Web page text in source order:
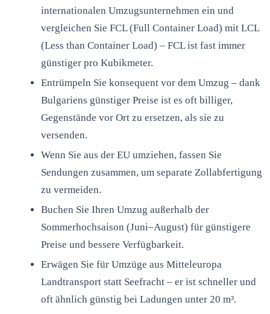
internationalen Umzugsunternehmen ein und
vergleichen Sie FCL (Full Container Load) mit LCL
(Less than Container Load) – FCL ist fast immer
günstiger pro Kubikmeter.
Entrümpeln Sie konsequent vor dem Umzug – dank
Bulgariens günstiger Preise ist es oft billiger,
Gegenstände vor Ort zu ersetzen, als sie zu
versenden.
Wenn Sie aus der EU umziehen, fassen Sie
Sendungen zusammen, um separate Zollabfertigung
zu vermeiden.
Buchen Sie Ihren Umzug außerhalb der
Sommerhochsaison (Juni–August) für günstigere
Preise und bessere Verfügbarkeit.
Erwägen Sie für Umzüge aus Mitteleuropa
Landtransport statt Seefracht – er ist schneller und
oft ähnlich günstig bei Ladungen unter 20 m³.